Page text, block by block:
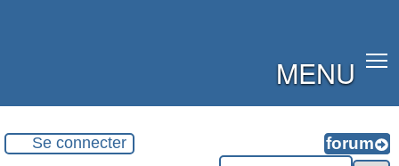
MENU
Se connecter